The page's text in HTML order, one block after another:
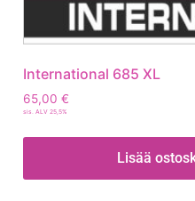
International 685 XL
65,00 €
sis. ALV 25,5%
Lisää